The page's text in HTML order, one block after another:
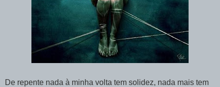
De repente nada à minha volta tem solidez, nada mais tem